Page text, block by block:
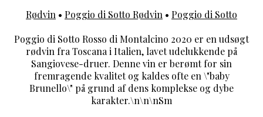
Rødvin • Poggio di Sotto Rødvin • Poggio di Sotto
Poggio di Sotto Rosso di Montalcino 2020 er en udsøgt
rødvin fra Toscana i Italien, lavet udelukkende på
Sangiovese-druer. Denne vin er berømt for sin
fremragende kvalitet og kaldes ofte en \"baby
Brunello\" på grund af dens komplekse og dybe
karakter.\n\n\nSm